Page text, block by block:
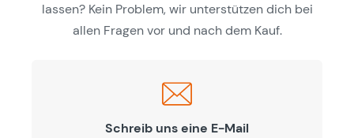
lassen? Kein Problem, wir unterstützen dich bei
allen Fragen vor und nach dem Kauf.
Schreib uns eine E-Mail